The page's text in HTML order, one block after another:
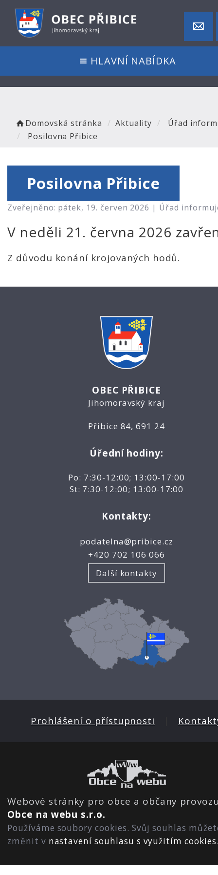
HLAVNÍ NABÍDKA
Domovská stránka Aktuality
Úřad
Posilovna Přibice
Posilovna Přibice
Zveřejněno: pátek, 19. červen 2026 | Úřad
V neděli 21. června 2026
Z důvodu konání krojovaných hodů.
OBEC PŘIBICE
Jihomoravský kraj
Přibice 84, 691 24
Úřední hodiny:
Po: 7:30-12:00; 13:00-17:00
St: 7:30-12:00; 13:00-17:00
Kontakty:
podatelna@pribice.cz
+420 702 106 066
Další kontakty
Prohlášení o přístupnosti
Webové stránky pro obce a občany
Obce na webu s.r.o.
Používáme soubory cookies. Svůj souhlas
změnit v nastavení souhlasu s využitím cookies